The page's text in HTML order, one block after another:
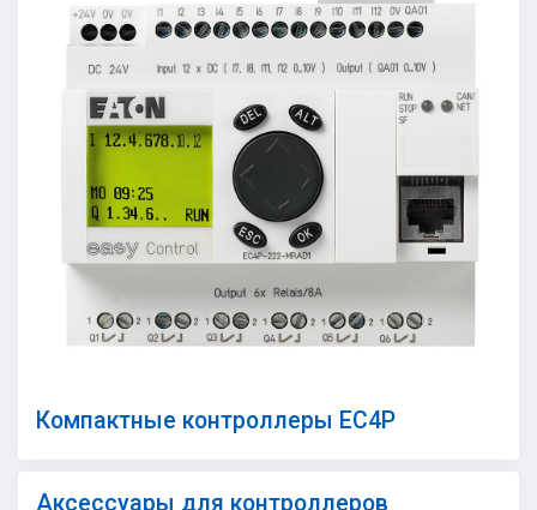
Компактные контроллеры EC4P
Аксессуары для контроллеров